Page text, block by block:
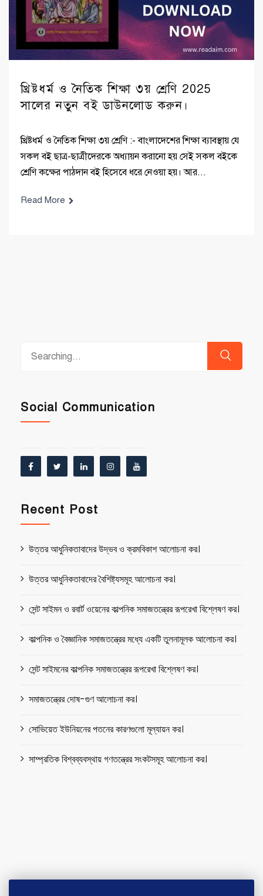
খ্রিষ্টধর্ম ও নৈতিক শিক্ষা ৩য় শ্রেণি 2025
সালের নতুন বই ডাউনলোড করুন।
খ্রিষ্টধর্ম ও নৈতিক শিক্ষা ৩য় শ্রেণি :- বাংলাদেশের শিক্ষা ব্যাবস্থায় যে
সকল বই ছাত্র-ছাত্রীদেরকে অধ্যায়ন করানো হয় সেই সকল বইকে
শ্রেণি কক্ষের পাঠদান বই হিসেবে ধরে নেওয়া হয়। আর...
Read More
Social Communication
Recent Post
উত্তর আধুনিকতাবাদের উদ্ভব ও ক্রমবিকাশ আলোচনা কর।
উত্তর আধুনিকতাবাদের বৈশিষ্ট্যসমূহ আলোচনা কর।
সেন্ট সাইমন ও রবার্ট ওয়েনের কাল্পনিক সমাজতন্ত্রের রূপরেখা বিশ্লেষণ কর।
কাল্পনিক ও বৈজ্ঞানিক সমাজতন্ত্রের মধ্যে একটি তুলনামূলক আলোচনা কর।
সেন্ট সাইমনের কাল্পনিক সমাজতন্ত্রের রূপরেখা বিশ্লেষণ কর।
সমাজতন্ত্রের দোষ-গুণ আলোচনা কর।
সোভিয়েত ইউনিয়নের পতনের কারণগুলো মূল্যায়ন কর।
সাম্প্রতিক বিশ্বব্যবস্থায় গণতন্ত্রের সংকটসমূহ আলোচনা কর।